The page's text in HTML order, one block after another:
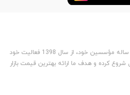
موبایلتو با بهره گیری از تجربه 10 ساله مؤسسین خود، از سال 1398 فعالیت خود
کرده و هدف ما ارائه بهترین قیمت بازار